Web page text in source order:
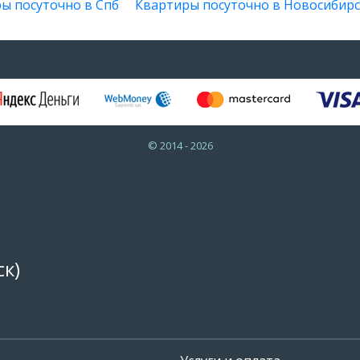
посуточно в Спб Квартиры посуточно в
© 2014 - 2026